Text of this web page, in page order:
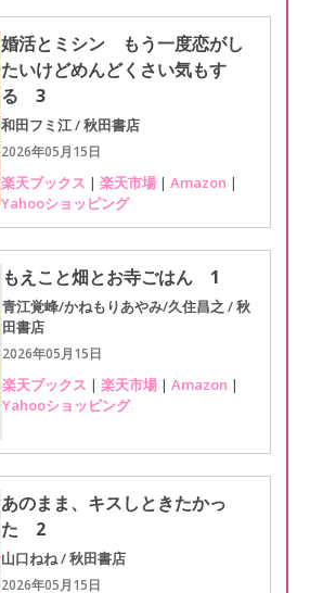
婚活とミシン もう一度恋がし
たいけどめんどくさい気もす
る 3
和田フミ江 / 秋田書店
2026年05月15日
楽天ブックス | 楽天市場 | Amazon |
Yahooショッピング
もえこと畑とお寺ごはん 1
青江覚峰/かねもりあやみ/久住昌之 / 秋
田書店
2026年05月15日
楽天ブックス | 楽天市場 | Amazon |
Yahooショッピング
あのまま、キスしときたかっ
た 2
山口ねね / 秋田書店
2026年05月15日